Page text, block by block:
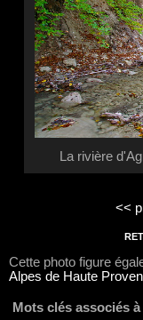
La rivière
<<
Cette photo figure
Alpes de Haute
Mots clés associés